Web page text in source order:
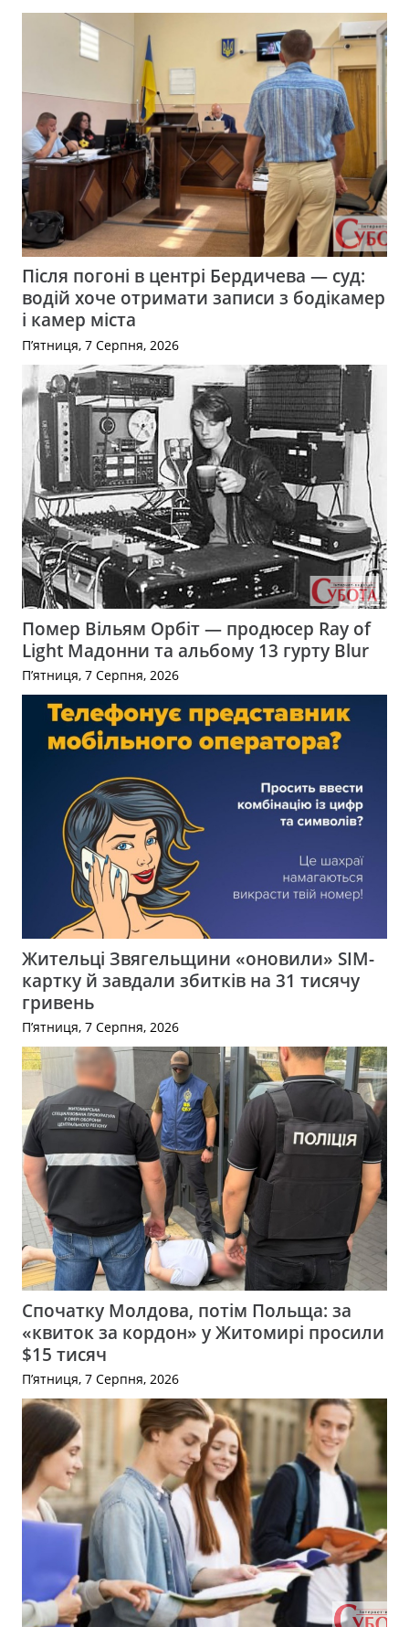
Після погоні в центрі Бердичева — суд:
водій хоче отримати записи з бодікамер
і камер міста
П’ятниця, 7 Серпня, 2026
Помер Вільям Орбіт — продюсер Ray of
Light Мадонни та альбому 13 гурту Blur
П’ятниця, 7 Серпня, 2026
Жительці Звягельщини «оновили» SIM-
картку й завдали збитків на 31 тисячу
гривень
П’ятниця, 7 Серпня, 2026
Спочатку Молдова, потім Польща: за
«квиток за кордон» у Житомирі просили
$15 тисяч
П’ятниця, 7 Серпня, 2026